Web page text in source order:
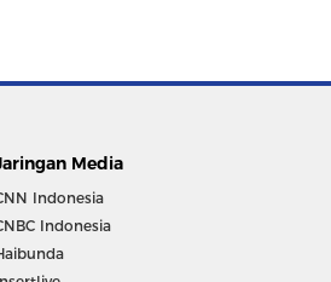
Media
Indonesia
Indonesia